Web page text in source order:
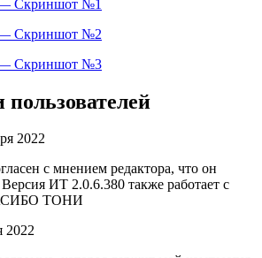
2022
с мнением редактора, что он
Версия ИТ 2.0.6.380 также работает с
ТОНИ
2022